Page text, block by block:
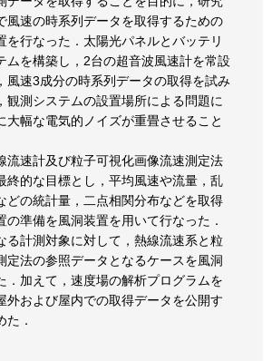
風速の時系列データを取得するための
を行なった．太陽光パネルとバッテリ
ムを構築し，2台の超音波風速計を常設
風速3成分の時系列データの取得を試み
観測システムの設置場所による問題に
大幅な電気的ノイズが重畳させること
流速計及び粒子可視化画像流速測定法
終的な目標とし，平均風速や流量，乱
どの統計量，二点相関分布などを取得
の準備を風洞装置を用いて行なった．
る計測対象に対して，熱線流速系と粒
定法の参照データとなるケースを風洞
．加えて，速度場の解析プログラムを
外および屋内での取得データを公開す
た．